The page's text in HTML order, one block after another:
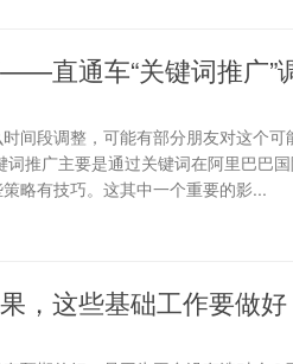
直通车“关键词推广”
间段调整，可能有部分朋友对这个
推广主要是通过关键词在阿里巴巴
略有技巧。这其中一个重要的影...
，这些基础工作要做好